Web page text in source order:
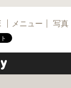
メニュー 写真